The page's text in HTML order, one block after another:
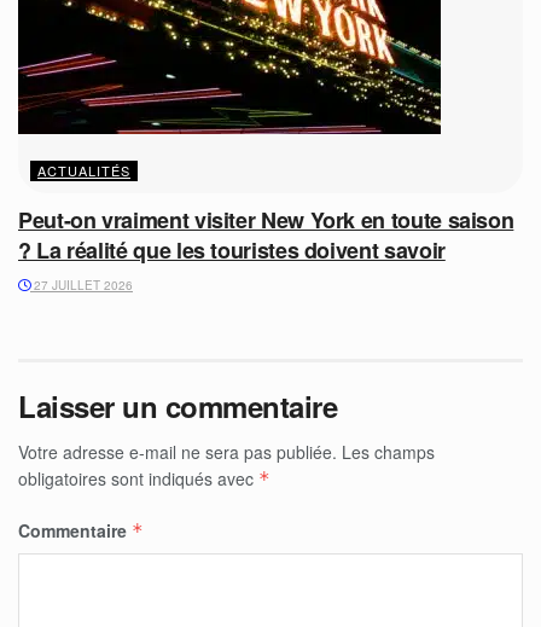
ACTUALITÉS
Peut-on vraiment visiter New York en toute saison
? La réalité que les touristes doivent savoir
27 JUILLET 2026
Laisser un commentaire
Votre adresse e-mail ne sera pas publiée. Les champs
obligatoires sont indiqués avec *
Commentaire *